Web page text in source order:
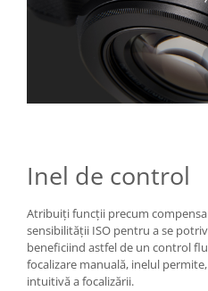
Inel de control
Atribuiți funcții precum
sensibilității ISO pentru a se
beneficiind astfel de un control
focalizare manuală, inelul
intuitivă a focalizării.